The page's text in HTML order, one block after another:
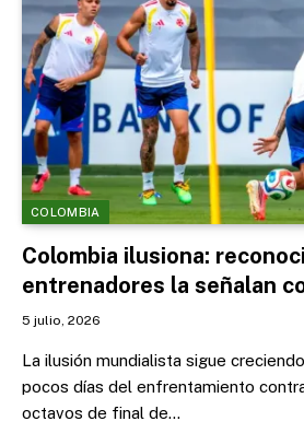
COLOMBIA
Colombia ilusiona:
entrenadores la señalan
5 julio, 2026
La ilusión mundialista sigue
pocos días del enfrentamiento
octavos de final de…